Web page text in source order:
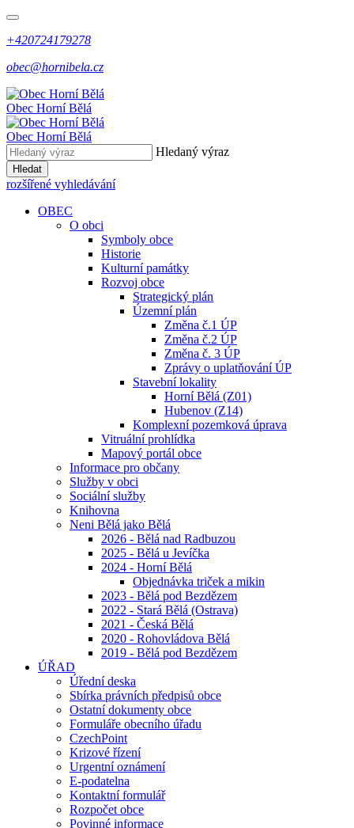
+420724179278
obec@hornibela.cz
Obec HorníBělá
Obec HorníBělá
Hledaný výraz
Hledat
rozšířené vyhledávání
OBEC
O obci
Symboly obce
Historie
Kulturní památky
Rozvoj obce
Strategický plán
Územní plán
Změna č.1 ÚP
Změna č.2 ÚP
Změna č. 3 ÚP
Zprávy o uplatňování ÚP
Stavební lokality
Horní Bělá (Z01)
Hubenov (Z14)
Komplexní pozemková úprava
Vitruální prohlídka
Mapový portál obce
Informace pro občany
Služby v obci
Sociální služby
Knihovna
Neni Bělá jako Bělá
2026 - Bělá nad Radbuzou
2025 - Bělá u Jevíčka
2024 - Horní Bělá
Objednávka triček a mikin
2023 - Bělá pod Bezdězem
2022 - Stará Bělá (Ostrava)
2021 - Česká Bělá
2020 - Rohovládova Bělá
2019 - Bělá pod Bezdězem
ÚŘAD
Úřední deska
Sbírka právních předpisů obce
Ostatní dokumenty obce
Formuláře obecního úřadu
CzechPoint
Krizové řízení
Urgentní oznámení
E-podatelna
Kontaktní formulář
Rozpočet obce
Povinné informace